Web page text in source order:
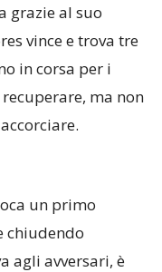
grazie al suo
vince e trova tre
in corsa per i
ma non
un primo
chiudendo
agli avversari, è